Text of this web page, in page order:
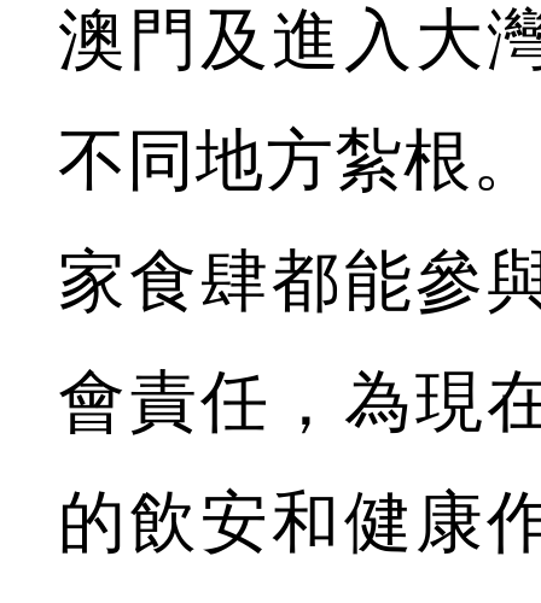
澳門及進入大
不同地方紮根
家食肆都能參
會責任，為現
的飲安和健康